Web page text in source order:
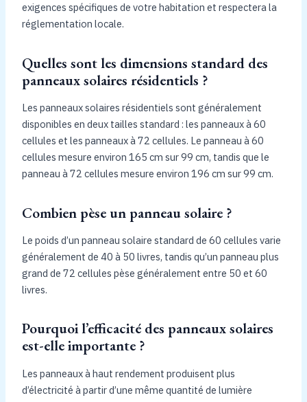
exigences spécifiques de votre habitation et respectera la
réglementation locale.
Quelles sont les dimensions standard des
panneaux solaires résidentiels ?
Les panneaux solaires résidentiels sont généralement
disponibles en deux tailles standard : les panneaux à 60
cellules et les panneaux à 72 cellules. Le panneau à 60
cellules mesure environ 165 cm sur 99 cm, tandis que le
panneau à 72 cellules mesure environ 196 cm sur 99 cm.
Combien pèse un panneau solaire ?
Le poids d’un panneau solaire standard de 60 cellules varie
généralement de 40 à 50 livres, tandis qu’un panneau plus
grand de 72 cellules pèse généralement entre 50 et 60
livres.
Pourquoi l’efficacité des panneaux solaires
est-elle importante ?
Les panneaux à haut rendement produisent plus
d’électricité à partir d’une même quantité de lumière